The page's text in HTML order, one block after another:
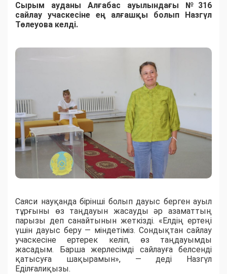
Сырым ауданы Алғабас ауылындағы №316
сайлау учаскесіне ең алғашқы болып Назгүл
Төлеуова келді.
Саяси науқанда бірінші болып дауыс берген ауыл
тұрғыны өз таңдауын жасауды әр азаматтың
парызы деп санайтынын жеткізді. «Елдің ертеңі
үшін дауыс беру — міндетіміз. Сондықтан сайлау
учаскесіне ертерек келіп, өз таңдауымды
жасадым. Барша жерлесімді сайлауға белсенді
қатысуға шақырамын», — деді Назгүл
Еділғалиқызы.